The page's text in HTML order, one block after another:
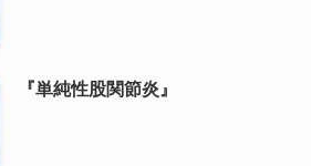
『単純性股関節炎』